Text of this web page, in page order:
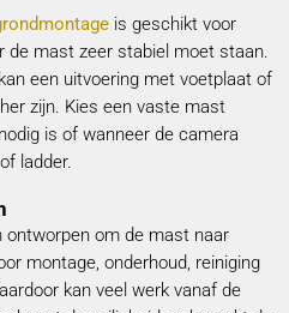
is geschikt voor
de mast zeer stabiel moet staan.
een uitvoering met voetplaat of
zijn. Kies een vaste mast
is of wanneer de camera
ladder.
ontworpen om de mast naar
montage, onderhoud, reiniging
kan veel werk vanaf de